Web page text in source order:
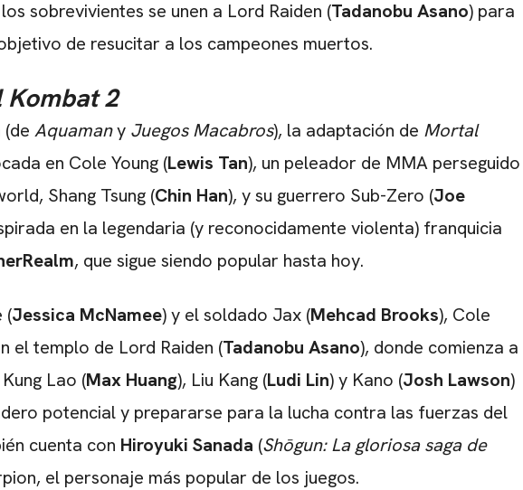
sobrevivientes se unen a Lord Raiden (Tadanobu Asano) para
de resucitar a los campeones muertos.
2
(de Aquamany Juegos Macabros), la adaptación de Mortal
en Cole Young (Lewis Tan), un peleador de MMA perseguido
Shang Tsung (Chin Han), y su guerrero Sub-Zero (Joe
en la legendaria (y reconocidamente violenta) franquicia
, que sigue siendo popular hasta hoy.
(Jessica McNamee) y el soldado Jax (Mehcad Brooks), Cole
el templo de Lord Raiden (Tadanobu Asano), donde comienza a
Lao (Max Huang), Liu Kang (Ludi Lin) y Kano (Josh Lawson)
potencial y prepararse para la lucha contra las fuerzas del
cuenta con Hiroyuki Sanada (Shōgun: La gloriosa saga de
el personaje más popular de los juegos.